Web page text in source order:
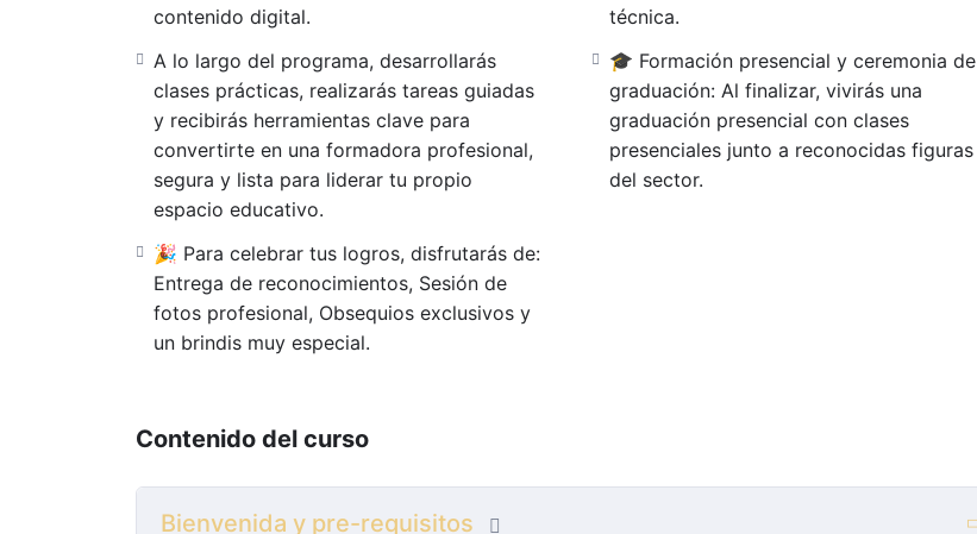
usd100(sin excepción)
«International Lash Academy: El camino hacia el éxito comienza aquí.»
contenido digital.
técnica.
A lo largo del programa, desarrollarás
clases prácticas, realizarás tareas guiadas
y recibirás herramientas clave para
convertirte en una formadora profesional,
segura y lista para liderar tu propio
espacio educativo.
🎓 Formación presencial y ceremonia de
graduación: Al finalizar, vivirás una
graduación presencial con clases
presenciales junto a reconocidas figuras
del sector.
🎉 Para celebrar tus logros, disfrutarás de:
Entrega de reconocimientos, Sesión de
fotos profesional, Obsequios exclusivos y
un brindis muy especial.
Contenido del curso
Bienvenida y pre-requisitos